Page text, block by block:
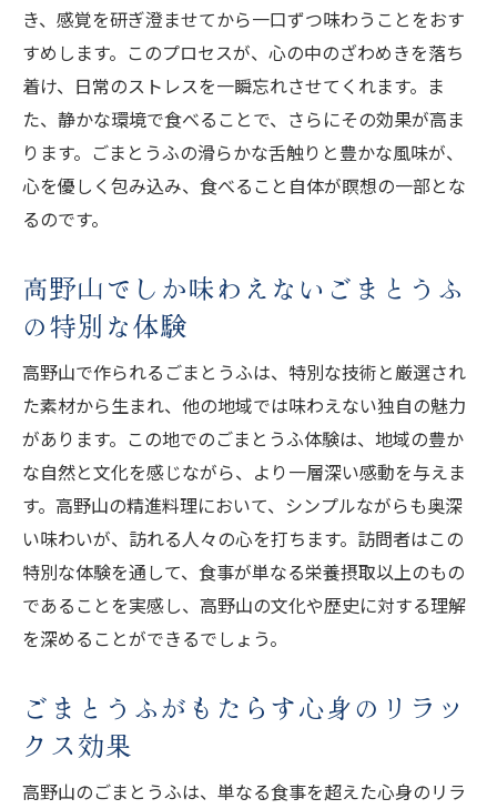
き、感覚を研ぎ澄ませてから一口ずつ味わうことをおす
すめします。このプロセスが、心の中のざわめきを落ち
着け、日常のストレスを一瞬忘れさせてくれます。ま
た、静かな環境で食べることで、さらにその効果が高ま
ります。ごまとうふの滑らかな舌触りと豊かな風味が、
心を優しく包み込み、食べること自体が瞑想の一部とな
るのです。
高野山でしか味わえないごまとうふ
の特別な体験
高野山で作られるごまとうふは、特別な技術と厳選され
た素材から生まれ、他の地域では味わえない独自の魅力
があります。この地でのごまとうふ体験は、地域の豊か
な自然と文化を感じながら、より一層深い感動を与えま
す。高野山の精進料理において、シンプルながらも奥深
い味わいが、訪れる人々の心を打ちます。訪問者はこの
特別な体験を通して、食事が単なる栄養摂取以上のもの
であることを実感し、高野山の文化や歴史に対する理解
を深めることができるでしょう。
ごまとうふがもたらす心身のリラッ
クス効果
高野山のごまとうふは、単なる食事を超えた心身のリラ